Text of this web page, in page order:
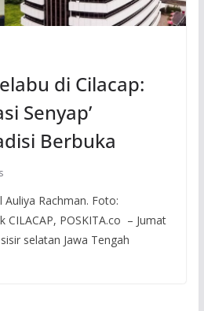
di Cilacap:
Senyap’
Berbuka
Auliya Rachman. Foto:
CILACAP, POSKITA.co – Jumat
selatan Jawa Tengah